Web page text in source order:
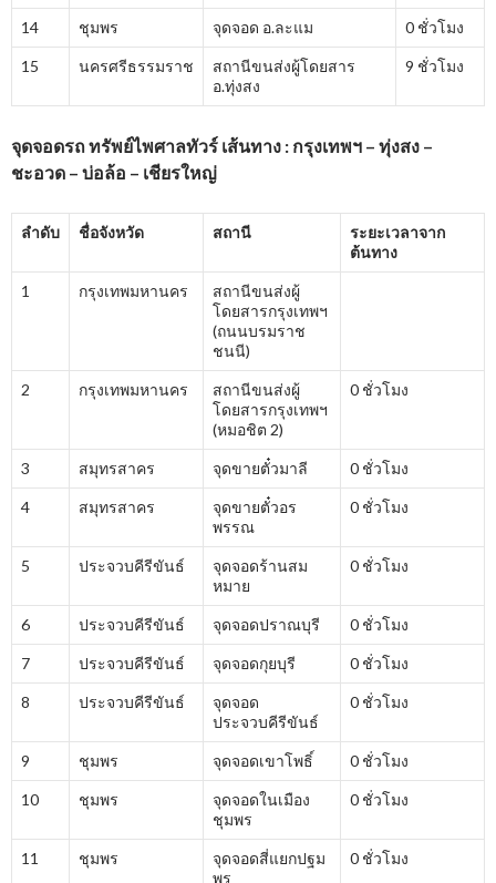
14 ชุมพร จุดจอด อ.ละแม 0 ชั่วโมง
15 นครศรีธรรมราช
สถานีขนส่งผู้โดยสาร
อ.ทุ่งสง
9 ชั่วโมง
จุดจอดรถ ทรัพย์ไพศาลทัวร์ เส้นทาง : กรุงเทพฯ – ทุ่งสง –
ชะอวด – บ่อล้อ – เชียรใหญ่
ลำดับ ชื่อจังหวัด สถานี
ระยะเวลาจาก
ต้นทาง
1 กรุงเทพมหานคร
สถานีขนส่งผู้
โดยสารกรุงเทพฯ
(ถนนบรมราช
ชนนี)
2 กรุงเทพมหานคร
สถานีขนส่งผู้
โดยสารกรุงเทพฯ
(หมอชิต 2)
0 ชั่วโมง
3 สมุทรสาคร จุดขายตั๋วมาลี 0 ชั่วโมง
4 สมุทรสาคร
จุดขายตั๋วอร
พรรณ
0 ชั่วโมง
5 ประจวบคีรีขันธ์
จุดจอดร้านสม
หมาย
0 ชั่วโมง
6 ประจวบคีรีขันธ์ จุดจอดปราณบุรี 0 ชั่วโมง
7 ประจวบคีรีขันธ์ จุดจอดกุยบุรี 0 ชั่วโมง
8 ประจวบคีรีขันธ์
จุดจอด
ประจวบคีรีขันธ์
0 ชั่วโมง
9 ชุมพร จุดจอดเขาโพธิ์ 0 ชั่วโมง
10 ชุมพร
จุดจอดในเมือง
ชุมพร
0 ชั่วโมง
11 ชุมพร
จุดจอดสี่แยกปฐม
พร
0 ชั่วโมง